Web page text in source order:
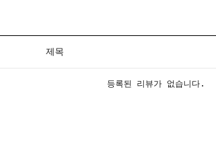
제목
등록된 리뷰가 없습니다.